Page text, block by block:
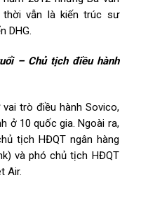
vẫn là kiến trúc sư
DHG.
– Chủ tịch điều hành
trò điều hành Sovico,
ở 10 quốc gia. Ngoài ra,
tịch HĐQT ngân hàng
và phó chủ tịch HĐQT
Air.